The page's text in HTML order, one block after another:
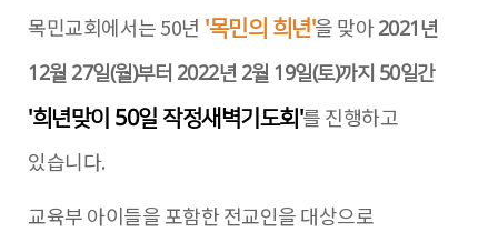
목민교회에서는 50년 '목민의 희년'을 맞아 2021년
12월 27일(월)부터 2022년 2월 19일(토)까지 50일간
'희년맞이 50일 작정새벽기도회'를 진행하고
있습니다.
교육부 아이들을 포함한 전교인을 대상으로